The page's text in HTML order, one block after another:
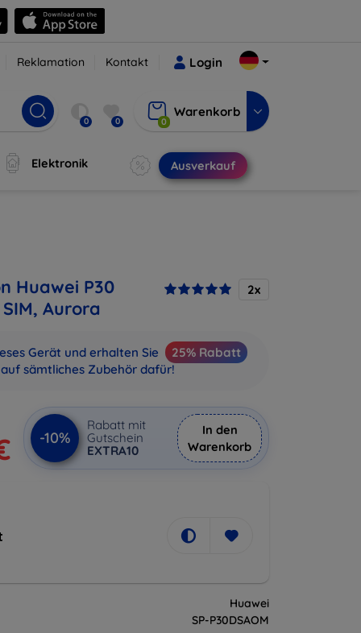
Reklamation Kontakt Login
0 0 0
Warenkorb
Elektronik Ausverkauf
Huawei P30
Aurora
2x
Gerät und erhalten Sie
25% Rabatt
auf sämtliches Zubehör dafür!
-10%
Rabatt mit
Gutschein
EXTRA10
In den
Warenkorb
Huawei
SP-P30DSAOM